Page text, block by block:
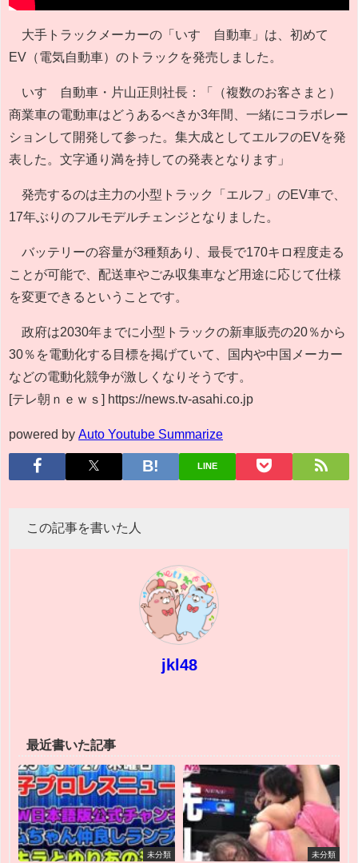
大手トラックメーカーの「いすゞ自動車」は、初めて
EV（電気自動車）のトラックを発売しました。
いすゞ自動車・片山正則社長：「（複数のお客さまと）
商業車の電動車はどうあるべきか3年間、一緒にコラボレー
ションして開発して参った。集大成としてエルフのEVを発
表した。文字通り満を持しての発表となります」
発売するのは主力の小型トラック「エルフ」のEV車で、
17年ぶりのフルモデルチェンジとなりました。
バッテリーの容量が3種類あり、最長で170キロ程度走る
ことが可能で、配送車やごみ収集車など用途に応じて仕様
を変更できるということです。
政府は2030年までに小型トラックの新車販売の20％から
30％を電動化する目標を掲げていて、国内や中国メーカー
などの電動化競争が激しくなりそうです。
[テレ朝ｎｅｗｓ] https://news.tv-asahi.co.jp
powered by Auto Youtube Summarize
LINE
この記事を書いた人
jkl48
最近書いた記事
未分類 未分類